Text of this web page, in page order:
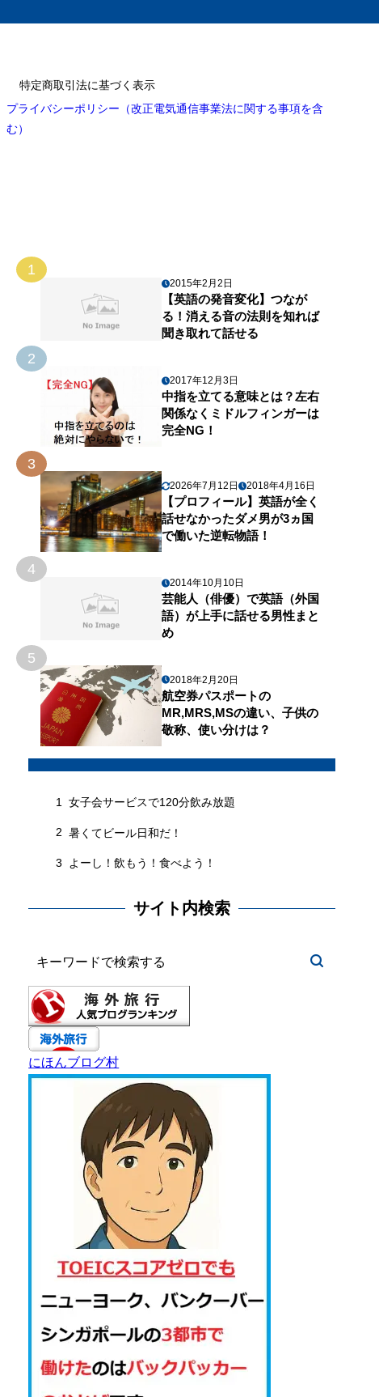
特定商取引法に基づく表示
プライバシーポリシー（改正電気通信事業法に関する事項を含
む）
1
2015年2月2日
【英語の発音変化】つなが
る！消える音の法則を知れば
聞き取れて話せる
2
2017年12月3日
中指を立てる意味とは？左右
関係なくミドルフィンガーは
完全NG！
3
2026年7月12日 2018年4月16日
【プロフィール】英語が全く
話せなかったダメ男が3ヵ国
で働いた逆転物語！
4
2014年10月10日
芸能人（俳優）で英語（外国
語）が上手に話せる男性まと
め
5
2018年2月20日
航空券パスポートの
MR,MRS,MSの違い、子供の
敬称、使い分けは？
1 女子会サービスで120分飲み放題
2 暑くてビール日和だ！
3 よーし！飲もう！食べよう！
サイト内検索
にほんブログ村